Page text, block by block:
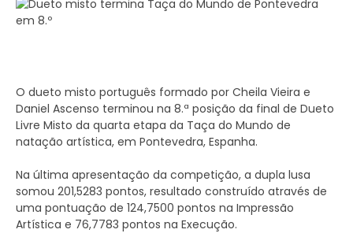
O dueto misto português formado por Cheila Vieira e
Daniel Ascenso terminou na 8.ª posição da final de Dueto
Livre Misto da quarta etapa da Taça do Mundo de
natação artística, em Pontevedra, Espanha.
Na última apresentação da competição, a dupla lusa
somou 201,5283 pontos, resultado construído através de
uma pontuação de 124,7500 pontos na Impressão
Artística e 76,7783 pontos na Execução.